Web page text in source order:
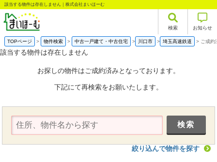
該当する物件は存在しません｜株式会社まいほーむ
検索 お知らせ
TOPページ 物件検索 中古一戸建て・中古住宅 川口市 埼玉高速鉄道 ご成約
該当する物件は存在しません
お探しの物件はご成約済みとなっております。
下記にて再検索をお願いたします。
絞り込んで物件を探す